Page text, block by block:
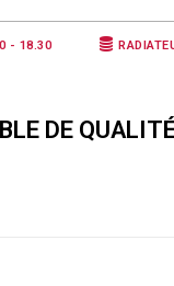
- 18.30
DE